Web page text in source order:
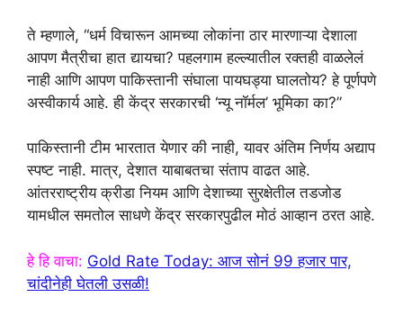
ते म्हणाले, “धर्म विचारून आमच्या लोकांना ठार मारणाऱ्या देशाला
आपण मैत्रीचा हात द्यायचा? पहलगाम हल्ल्यातील रक्तही वाळलेलं
नाही आणि आपण पाकिस्तानी संघाला पायघड्या घालतोय? हे पूर्णपणे
अस्वीकार्य आहे. ही केंद्र सरकारची ‘न्यू नॉर्मल’ भूमिका का?”
पाकिस्तानी टीम भारतात येणार की नाही, यावर अंतिम निर्णय अद्याप
स्पष्ट नाही. मात्र, देशात याबाबतचा संताप वाढत आहे.
आंतरराष्ट्रीय क्रीडा नियम आणि देशाच्या सुरक्षेतील तडजोड
यामधील समतोल साधणे केंद्र सरकारपुढील मोठं आव्हान ठरत आहे.
हे हि वाचा: Gold Rate Today: आज सोनं 99 हजार पार,
चांदीनेही घेतली उसळी!